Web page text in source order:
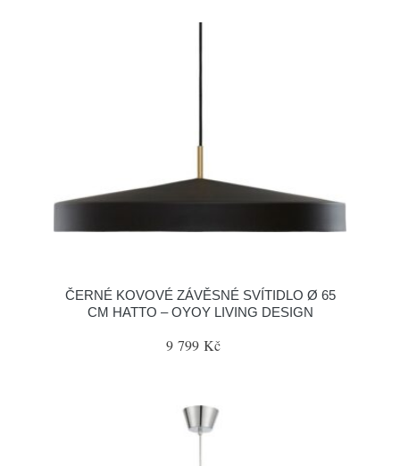
ČERNÉ KOVOVÉ ZÁVĚSNÉ SVÍTIDLO Ø 65
CM HATTO – OYOY LIVING DESIGN
9 799 Kč